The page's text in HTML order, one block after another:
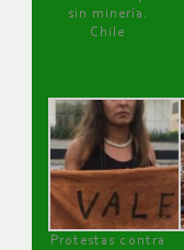
sin minería.
Chile
Protestas contra